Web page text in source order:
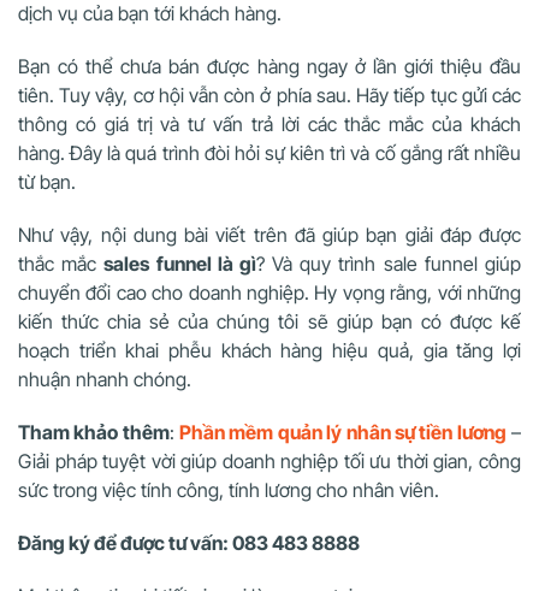
dịch vụ của bạn tới khách hàng.
Bạn có thể chưa bán được hàng ngay ở lần giới thiệu đầu
tiên. Tuy vậy, cơ hội vẫn còn ở phía sau. Hãy tiếp tục gửi các
thông có giá trị và tư vấn trả lời các thắc mắc của khách
hàng. Đây là quá trình đòi hỏi sự kiên trì và cố gắng rất nhiều
từ bạn.
Như vậy, nội dung bài viết trên đã giúp bạn giải đáp được
thắc mắcsales funnel là gì? Vàquy trình sale funnel giúp
chuyển đổi cao cho doanh nghiệp. Hy vọng rằng, với những
kiến thức chia sẻ của chúng tôi sẽ giúp bạn có được kế
hoạch triển khai phễu khách hàng hiệu quả, gia tăng lợi
nhuận nhanh chóng.
Tham khảo thêm:Phần mềm quản lý nhân sự tiền lương –
Giải pháp tuyệt vời giúp doanh nghiệp tối ưu thời gian, công
sức trong việc tính công, tính lương cho nhân viên.
Đăng ký để được tư vấn: 083 483 8888